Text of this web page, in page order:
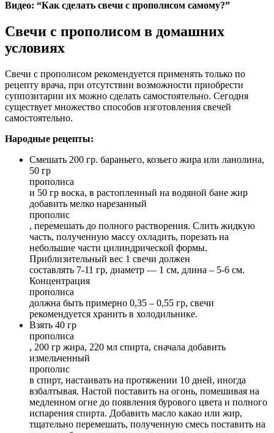
Видео: “Как сделать свечи с прополисом самому?”
Свечи с прополисом в домашних
условиях
Свечи с прополисом рекомендуется применять только по
рецепту врача, при отсутствии возможности приобрести
суппозитарии их можно сделать самостоятельно. Сегодня
существует множество способов изготовления свечей
самостоятельно.
Народные рецепты:
Смешать 200 гр. бараньего, козьего жира или ланолина,
50 гр
прополиса
и 50 гр воска, в растопленный на водяной бане жир
добавить мелко нарезанный
прополис
, перемешать до полного растворения. Слить жидкую
часть, полученную массу охладить, порезать на
небольшие части цилиндрической формы.
Приблизительный вес 1 свечи должен
составлять 7-11 гр, диаметр — 1 см, длина – 5-6 см.
Концентрация
прополиса
должна быть примерно 0,35 – 0,55 гр, свечи
рекомендуется хранить в холодильнике.
Взять 40 гр
прополиса
, 200 гр жира, 220 мл спирта, сначала добавить
измельченный
прополис
в спирт, настаивать на протяжении 10 дней, иногда
взбалтывая. Настой поставить на огонь, помешивая на
медленном огне до появления бурового цвета и полного
испарения спирта. Добавить масло какао или жир,
тщательно перемешать, полученную смесь поставить на